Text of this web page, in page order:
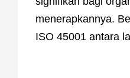
menerapkannya.
ISO 45001 antara